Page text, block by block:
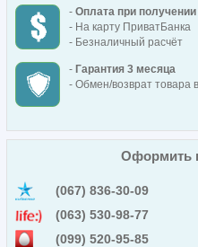
- Оплата при получении
- На карту ПриватБанка
- Безналичный расчёт
- Гарантия 3 месяца
- Обмен/возврат товара
Оформить
(067) 836-30-09
(063) 530-98-77
(099) 520-95-85